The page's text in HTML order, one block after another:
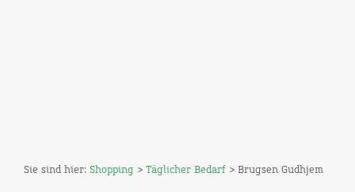
Sie sind hier: Shopping > Täglicher Bedarf > Brugsen Gudhjem